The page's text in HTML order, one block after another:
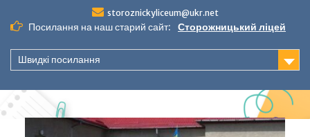
до
вмісту
storoznickyliceum@ukr.net
Посилання на наш старий сайт: Сторожницький ліцей
Швидкі посилання